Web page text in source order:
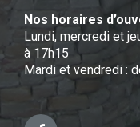
Nos horaires
Lundi, mercredi et
à 17h15
Mardi et vendredi :